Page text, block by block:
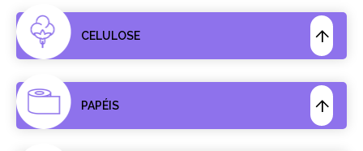
CELULOSE
PAPÉIS